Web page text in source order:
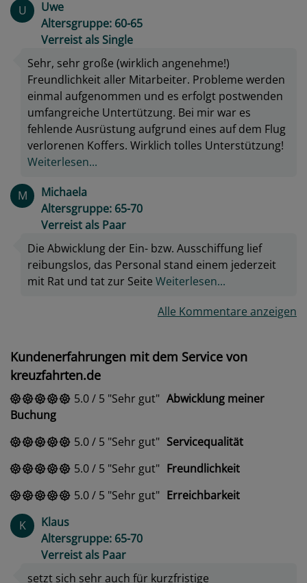
U
Uwe
Altersgruppe: 60-65
Verreist als Single
Sehr, sehr große (wirklich angenehme!)
Freundlichkeit aller Mitarbeiter. Probleme werden
einmal aufgenommen und es erfolgt postwenden
umfangreiche Untertützung. Bei mir war es
fehlende Ausrüstung aufgrund eines auf dem Flug
verlorenen Koffers. Wirklich tolles Unterstützung!
Weiterlesen...
M
Michaela
Altersgruppe: 65-70
Verreist als Paar
Die Abwicklung der Ein- bzw. Ausschiffung lief
reibungslos, das Personal stand einem jederzeit
mit Rat und tat zur Seite Weiterlesen...
Alle Kommentare anzeigen
Kundenerfahrungen mit dem Service von
kreuzfahrten.de
5.0/ 5 Sehr gut
Abwicklung meiner
Buchung
5.0/ 5 Sehr gut
Servicequalität
5.0/ 5 Sehr gut
Freundlichkeit
5.0/ 5 Sehr gut
Erreichbarkeit
K
Klaus
Altersgruppe: 65-70
Verreist als Paar
setzt sich sehr auch für kurzfristige